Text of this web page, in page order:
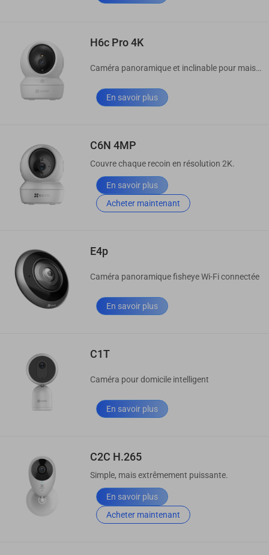
H6c Pro 4K
Caméra panoramique et inclinable pour maison intelligente
En savoir plus
C6N 4MP
Couvre chaque recoin en résolution 2K.
En savoir plus
Acheter maintenant
E4p
Caméra panoramique fisheye Wi-Fi connectée
En savoir plus
C1T
Caméra pour domicile intelligent
En savoir plus
C2C H.265
Simple, mais extrêmement puissante.
En savoir plus
Acheter maintenant